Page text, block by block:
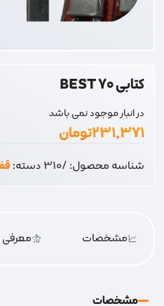
کتابی 70 BEST
در انبار موجود نمی باشد
۲۳۱,۳۷۱تومان
شناسه محصول:/310 دسته:
مشخصات
مشخصات